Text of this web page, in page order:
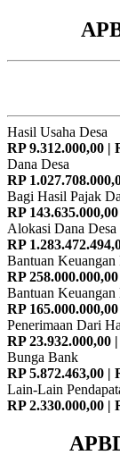
Hasil Usaha Desa
RP 9.312.000,00 |
Dana Desa
RP
Bagi Hasil Pajak
RP
Alokasi Dana Desa
RP
Bantuan Keuangan
RP
Bantuan
RP
Penerimaan Dari
RP 23.932.000,00
Bunga Bank
RP 5.872.463,00 |
Lain-Lain
RP 2.330.000,00 |